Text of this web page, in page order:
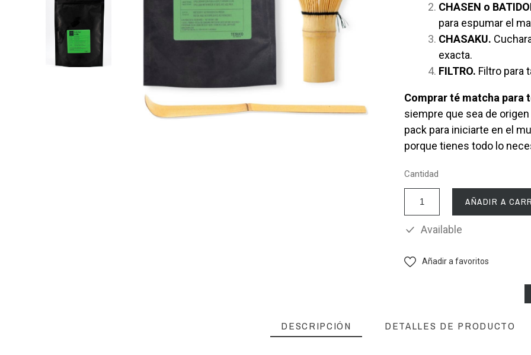
CHASEN o
para espumar el
CHASAKU.
exacta.
FILTRO. Filtro para
Comprar té matcha para
siempre que sea de
pack para iniciarte en el
porque tienes todo lo
Cantidad
AÑADIR A
Available
Añadir a favoritos
DESCRIPCIÓN DETALLES DE PRODUCTO